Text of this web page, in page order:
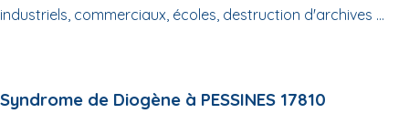
industriels, commerciaux, écoles, destruction d'archives ...
Syndrome de Diogène à PESSINES 17810